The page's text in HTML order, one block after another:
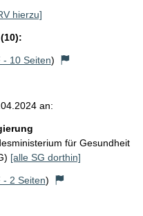
hierzu]
- 10 Seiten)
an:
für Gesundheit
[alle SG dorthin]
- 2 Seiten)